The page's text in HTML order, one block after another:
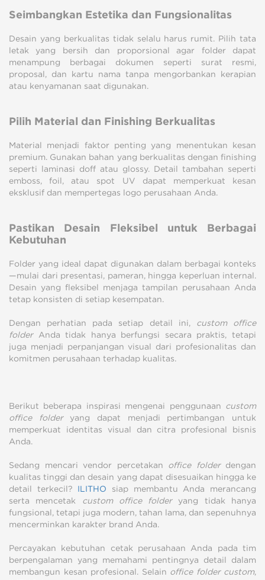
Seimbangkan Estetika dan Fungsionalitas
Desain yang berkualitas tidak selalu harus rumit. Pilih tata
letak yang bersih dan proporsional agar folder dapat
menampung berbagai dokumen seperti surat resmi,
proposal, dan kartu nama tanpa mengorbankan kerapian
atau kenyamanan saat digunakan.
Pilih Material dan Finishing Berkualitas
Material menjadi faktor penting yang menentukan kesan
premium. Gunakan bahan yang berkualitas dengan finishing
seperti laminasi doff atau glossy. Detail tambahan seperti
emboss, foil, atau spot UV dapat memperkuat kesan
eksklusif dan mempertegas logo perusahaan Anda.
Pastikan Desain Fleksibel untuk Berbagai
Kebutuhan
Folder yang ideal dapat digunakan dalam berbagai konteks
—mulai dari presentasi, pameran, hingga keperluan internal.
Desain yang fleksibel menjaga tampilan perusahaan Anda
tetap konsisten di setiap kesempatan.
Dengan perhatian pada setiap detail ini, custom office
folderAnda tidak hanya berfungsi secara praktis, tetapi
juga menjadi perpanjangan visual dari profesionalitas dan
komitmen perusahaan terhadap kualitas.
Berikut beberapa inspirasi mengenai penggunaan custom
office folderyang dapat menjadi pertimbangan untuk
memperkuat identitas visual dan citra profesional bisnis
Anda.
Sedang mencari vendor percetakan office folderdengan
kualitas tinggi dan desain yang dapat disesuaikan hingga ke
detail terkecil? ILITHO siap membantu Anda merancang
serta mencetak custom office folderyang tidak hanya
fungsional, tetapi juga modern, tahan lama, dan sepenuhnya
mencerminkan karakter brand Anda.
Percayakan kebutuhan cetak perusahaan Anda pada tim
berpengalaman yang memahami pentingnya detail dalam
membangun kesan profesional. Selain office folder custom,